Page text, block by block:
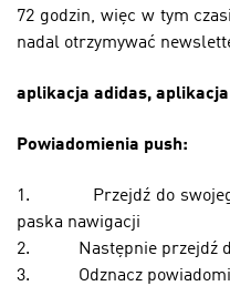
72 godzin, więc w tym
nadal otrzymywać
aplikacja adidas, aplikacja
Powiadomienia push:
1.
Przejdź do
paska nawigacji
2.
Następnie przejdź
3.
Odznacz